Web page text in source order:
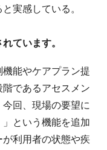
実感している。
ています。
能やケアプラン提
であるアセスメン
回、現場の要望に
という機能を追加
が利用者の状態や疾